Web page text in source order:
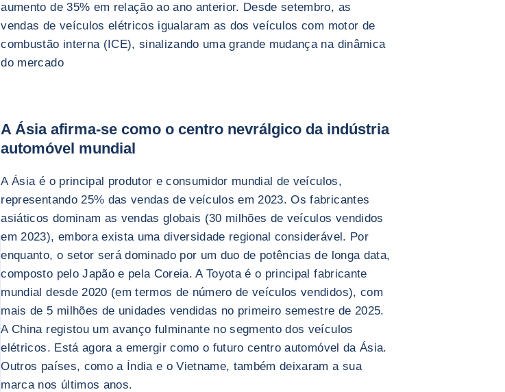
aumento de 35% em relação ao ano anterior. Desde setembro, as
vendas de veículos elétricos igualaram as dos veículos com motor de
combustão interna (ICE), sinalizando uma grande mudança na dinâmica
do mercado
A Ásia afirma-se como o centro nevrálgico da indústria
automóvel mundial
A Ásia é o principal produtor e consumidor mundial de veículos,
representando 25% das vendas de veículos em 2023. Os fabricantes
asiáticos dominam as vendas globais (30 milhões de veículos vendidos
em 2023), embora exista uma diversidade regional considerável. Por
enquanto, o setor será dominado por um duo de potências de longa data,
composto pelo Japão e pela Coreia. A Toyota é o principal fabricante
mundial desde 2020 (em termos de número de veículos vendidos), com
mais de 5 milhões de unidades vendidas no primeiro semestre de 2025.
A China registou um avanço fulminante no segmento dos veículos
elétricos. Está agora a emergir como o futuro centro automóvel da Ásia.
Outros países, como a Índia e o Vietname, também deixaram a sua
marca nos últimos anos.